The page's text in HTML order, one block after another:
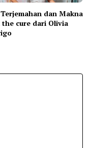
dan Makna
the cure dari Olivia